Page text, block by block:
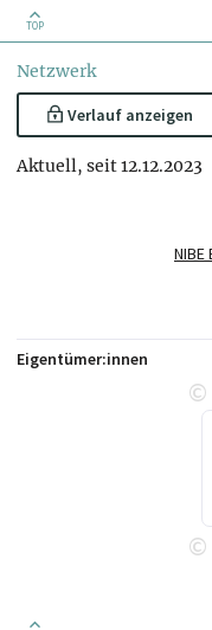
TOP
Netzwerk
Verlauf anzeigen
Aktuell, seit 12.12.2023
Eigentümer:innen
©
©